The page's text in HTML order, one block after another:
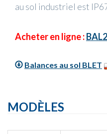
au sol industriel est
Acheter en ligne :
Balances au sol BLET
MODÈLES